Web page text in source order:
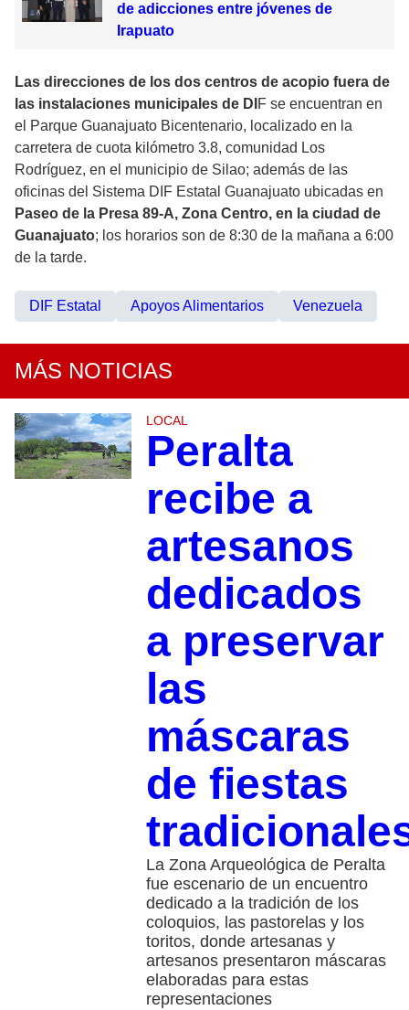
de adicciones entre jóvenes de
Irapuato
Las direcciones de los dos centros de acopio fuera de
las instalaciones municipales de DI F se encuentran en
el Parque Guanajuato Bicentenario, localizado en la
carretera de cuota kilómetro 3.8, comunidad Los
Rodríguez, en el municipio de Silao; además de las
oficinas del Sistema DIF Estatal Guanajuato ubicadas en
Paseo de la Presa 89-A, Zona Centro, en la ciudad de
Guanajuato; los horarios son de 8:30 de la mañana a 6:00
de la tarde.
DIF Estatal Apoyos Alimentarios Venezuela
MÁS NOTICIAS
LOCAL
Peralta
recibe a
artesanos
dedicados
a preservar
las
máscaras
de fiestas
La Zona Arqueológica de Peralta
fue escenario de un encuentro
dedicado a la tradición de los
coloquios, las pastorelas y los
toritos, donde artesanas y
artesanos presentaron máscaras
elaboradas para estas
representaciones